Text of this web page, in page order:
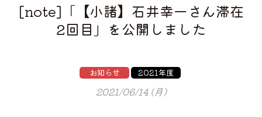
[note]「【小諸】石井幸一さん滞在
2回目」を公開しました
お知らせ 2021年度
2021/06/14 (月)